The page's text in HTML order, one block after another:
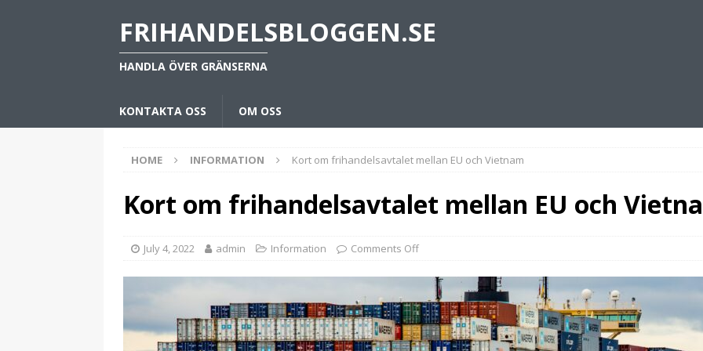
FRIHANDELSBLOGGEN.SE
HANDLA ÖVER GRÄNSERNA
KONTAKTA OSS OM OSS
HOME INFORMATION Kort om frihandelsavtalet mellan EU och Vietnam
Kort om frihandelsavtalet mellan EU och
July 4, 2022 admin Information Comments Off